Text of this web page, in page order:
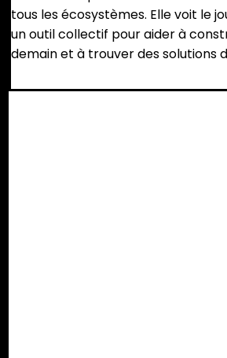
tous les écosystèmes. Elle voit le
un outil collectif pour aider à
demain et à trouver des solutions